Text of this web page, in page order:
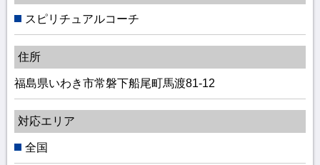
スピリチュアルコーチ
住所
福島県いわき市常磐下船尾町馬渡81-12
対応エリア
全国